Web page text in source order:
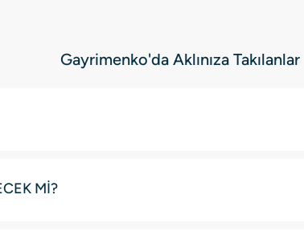
Gayrimenko'da Aklınıza Takılanlar
Mİ?